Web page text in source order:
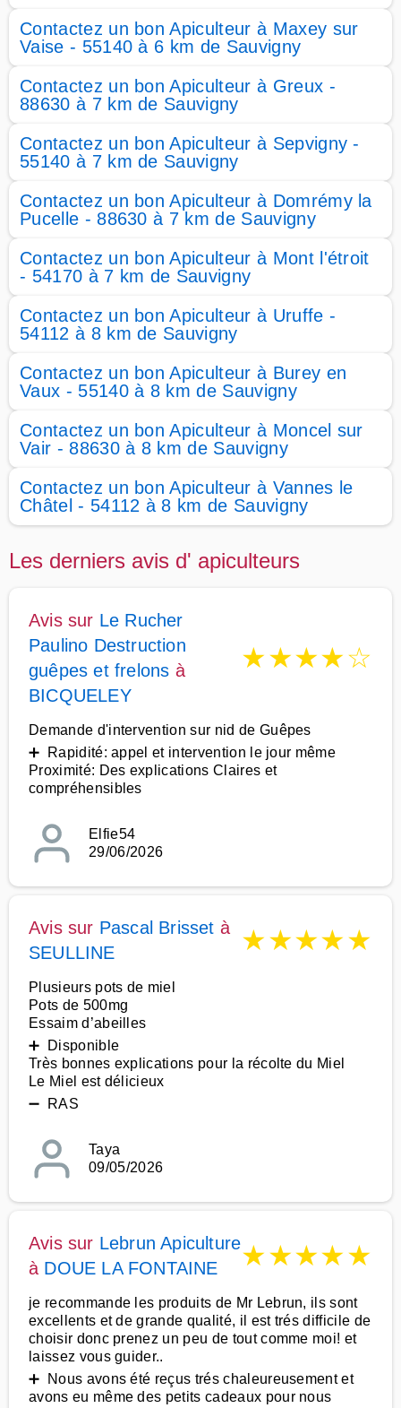
Contactez un bon Apiculteur à Maxey sur
Vaise - 55140 à 6 km de Sauvigny
Contactez un bon Apiculteur à Greux -
88630 à 7 km de Sauvigny
Contactez un bon Apiculteur à Sepvigny -
55140 à 7 km de Sauvigny
Contactez un bon Apiculteur à Domrémy la
Pucelle - 88630 à 7 km de Sauvigny
Contactez un bon Apiculteur à Mont l'étroit
- 54170 à 7 km de Sauvigny
Contactez un bon Apiculteur à Uruffe -
54112 à 8 km de Sauvigny
Contactez un bon Apiculteur à Burey en
Vaux - 55140 à 8 km de Sauvigny
Contactez un bon Apiculteur à Moncel sur
Vair - 88630 à 8 km de Sauvigny
Contactez un bon Apiculteur à Vannes le
Châtel - 54112 à 8 km de Sauvigny
Les derniers avis d' apiculteurs
Avis sur Le Rucher
Paulino Destruction
guêpes et frelons à
BICQUELEY
★★★★☆
Demande d'intervention sur nid de Guêpes
➕ Rapidité: appel et intervention le jour même
Proximité: Des explications Claires et
compréhensibles
Elfie54
29/06/2026
Avis sur Pascal Brisset à
SEULLINE
★★★★★
Plusieurs pots de miel
Pots de 500mg
Essaim d’abeilles
➕ Disponible
Très bonnes explications pour la récolte du Miel
Le Miel est délicieux
➖ RAS
Taya
09/05/2026
Avis sur Lebrun Apiculture
à DOUE LA FONTAINE ★★★★★
je recommande les produits de Mr Lebrun, ils sont
excellents et de grande qualité, il est trés difficile de
choisir donc prenez un peu de tout comme moi! et
laissez vous guider..
➕ Nous avons été reçus trés chaleureusement et
avons eu même des petits cadeaux pour nous